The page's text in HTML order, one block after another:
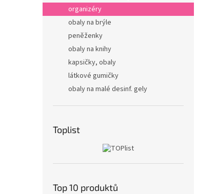
organizéry
obaly na brýle
peněženky
obaly na knihy
kapsičky, obaly
látkové gumičky
obaly na malé desinf. gely
Toplist
Top 10 produktů